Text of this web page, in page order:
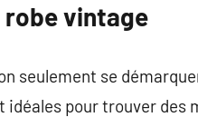
robe vintage
seulement se
pour trouver des